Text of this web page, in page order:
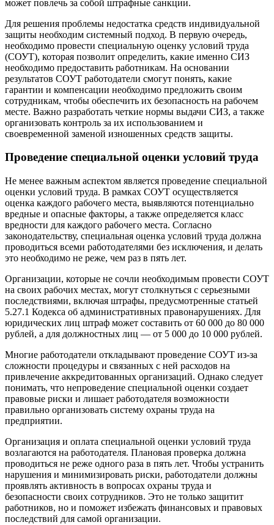
может повлечь за собой штрафные санкции.
Для решения проблемы недостатка средств индивидуальной
защиты необходим системный подход. В первую очередь,
необходимо провести специальную оценку условий труда
(СОУТ), которая позволит определить, какие именно СИЗ
необходимо предоставить работникам. На основании
результатов СОУТ работодатели смогут понять, какие
гарантии и компенсации необходимо предложить своим
сотрудникам, чтобы обеспечить их безопасность на рабочем
месте. Важно разработать четкие нормы выдачи СИЗ, а также
организовать контроль за их использованием и
своевременной заменой изношенных средств защиты.
Проведение специальной оценки условий труда
Не менее важным аспектом является проведение специальной
оценки условий труда. В рамках СОУТ осуществляется
оценка каждого рабочего места, выявляются потенциально
вредные и опасные факторы, а также определяется класс
вредности для каждого рабочего места. Согласно
законодательству, специальная оценка условий труда должна
проводиться всеми работодателями без исключения, и делать
это необходимо не реже, чем раз в пять лет.
Организации, которые не сочли необходимым провести СОУТ
на своих рабочих местах, могут столкнуться с серьезными
последствиями, включая штрафы, предусмотренные статьей
5.27.1 Кодекса об административных правонарушениях. Для
юридических лиц штраф может составить от 60 000 до 80 000
рублей, а для должностных лиц — от 5 000 до 10 000 рублей.
Многие работодатели откладывают проведение СОУТ из-за
сложности процедуры и связанных с ней расходов на
привлечение аккредитованных организаций. Однако следует
понимать, что непроведение специальной оценки создает
правовые риски и лишает работодателя возможности
правильно организовать систему охраны труда на
предприятии.
Организация и оплата специальной оценки условий труда
возлагаются на работодателя. Плановая проверка должна
проводиться не реже одного раза в пять лет. Чтобы устранить
нарушения и минимизировать риски, работодатели должны
проявлять активность в вопросах охраны труда и
безопасности своих сотрудников. Это не только защитит
работников, но и поможет избежать финансовых и правовых
последствий для самой организации.